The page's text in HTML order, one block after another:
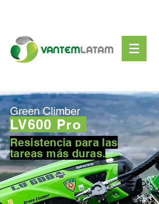
Green Climber
LV600 Pro
Resistencia para las
tareas más duras.